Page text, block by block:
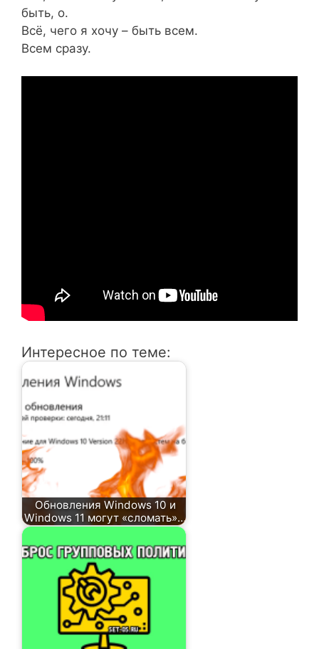
быть, о.
Всё, чего я хочу – быть всем.
Всем сразу.
Интересное по теме:
Обновления Windows 10 и
Windows 11 могут «сломать»…